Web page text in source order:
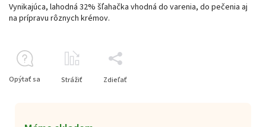
Vynikajúca, lahodná 32% šľahačka vhodná do varenia, do pečenia aj
na prípravu rôznych krémov.
Opýtať sa Strážiť Zdieľať